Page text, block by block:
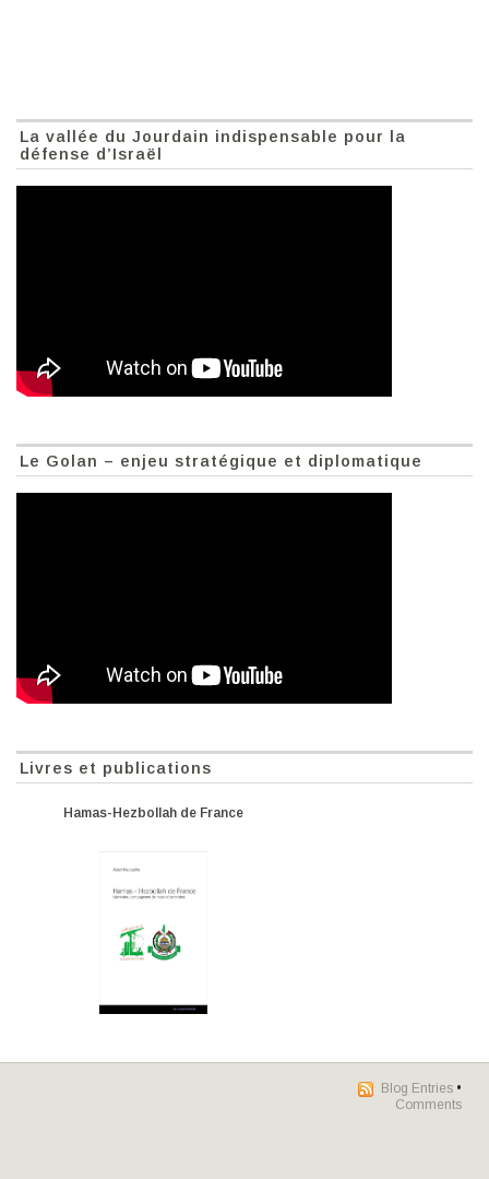
La vallée du Jourdain indispensable pour la
défense d’Israël
Le Golan – enjeu stratégique et diplomatique
Livres et publications
Hamas-Hezbollah de France
Blog Entries •
Comments